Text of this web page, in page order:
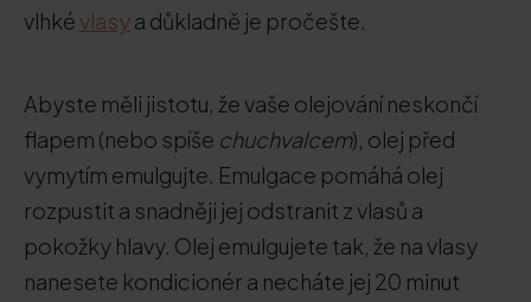
vlhké vlasya důkladně je pročešte.
Abyste měli jistotu, že vaše olejování neskončí
flapem (nebo spíše chuchvalcem), olej před
vymytím emulgujte. Emulgace pomáhá olej
rozpustit a snadněji jej odstranit z vlasů a
pokožky hlavy. Olej emulgujete tak, že na vlasy
nanesete kondicionér a necháte jej 20 minut